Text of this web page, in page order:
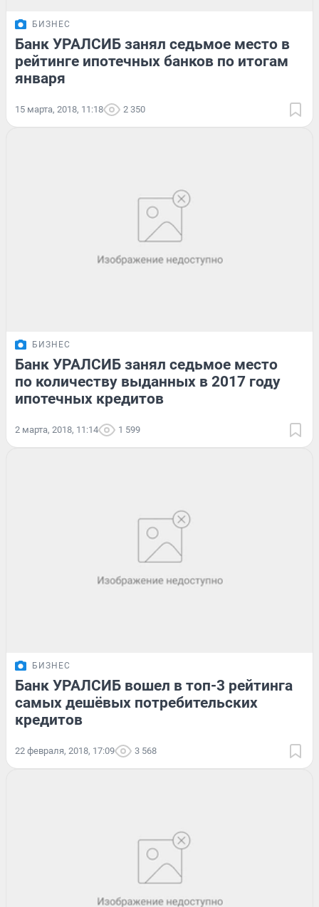
БИЗНЕС
Банк УРАЛСИБ занял седьмое место в
рейтинге ипотечных банков по итогам
января
15 марта, 2018, 11:18 2 350
БИЗНЕС
Банк УРАЛСИБ занял седьмое место
по количеству выданных в 2017 году
ипотечных кредитов
2 марта, 2018, 11:14 1 599
БИЗНЕС
Банк УРАЛСИБ вошел в топ-3 рейтинга
самых дешёвых потребительских
кредитов
22 февраля, 2018, 17:09 3 568